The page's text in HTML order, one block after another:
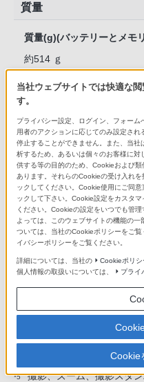
質量
質量(g)(バッテリーとメモ
約514 ｇ
質量（g）（本体のみ）
約429 ｇ
外形・寸法
外形寸法 (幅 x 高さ x 奥行)
約124.0 x 71.1 x 63.4 mm
ップからモニターまで)
*1
マルチインターフェース
能なアクセサリーを使用時
ソニー製フラッシュ装着時
*3 撮影条件や使用するメモ
液晶画面をON、ズームを
で移動を繰り返し、2回に
電源をON/OFFして、30
*5 撮影、ズーム、撮影スタ
当社ウェブサイトでは快適な
す。
プライバシー設定、ログイン、フォー
用者のアクションに応じてのみ設定さ
停止することができません。また、当
析するため、あるいは個々のお客様に
供する等の目的のため、Cookieおよび
あります。それらのCookieの受け入れ
ックしてください。Cookie使用にご同
ックして下さい。Cookie設定をカスタ
ください。Cookieの設定をいつでも管
よっては、このウェブサイトの機能の
ついては、当社のCookieポリシーをご
イバシーポリシーをご覧ください。
詳細については、当社の Cookieポリシ
個人情報の取扱いについては、
プライ
Cookie